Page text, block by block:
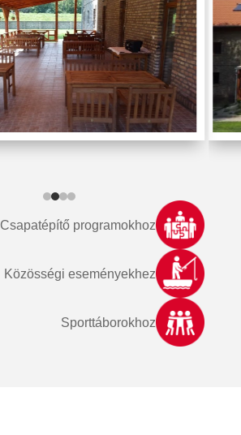
Csapatépítő programokhoz
Közösségi eseményekhez
Sporttáborokhoz